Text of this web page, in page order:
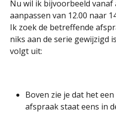
Nu wil ik bijvoorbeeld
aanpassen van 12.00 naar
Ik zoek de betreffende
niks aan de serie gewijzigd
volgt uit:
Boven zie je dat het
afspraak staat eens in